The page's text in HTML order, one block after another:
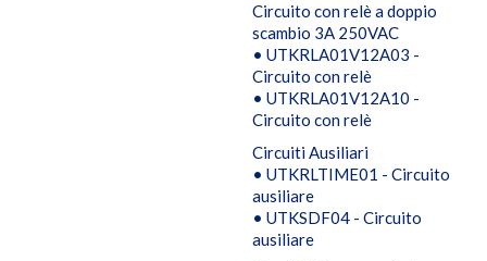
Circuito con relè a doppio
scambio 3A 250VAC
• UTKRLA01V12A03 -
Circuito con relè
• UTKRLA01V12A10 -
Circuito con relè
Circuiti Ausiliari
• UTKRLTIME01 - Circuito
ausiliare
• UTKSDF04 - Circuito
ausiliare